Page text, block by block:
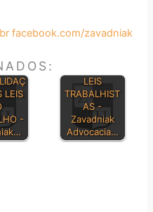
facebook.com/zavadniak
LEIS
-
LEIS
TRABALHIST
AS -
Zavadniak
Advocacia…